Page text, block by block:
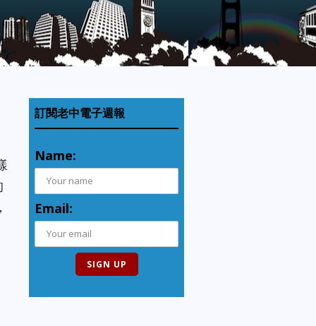
訂閱老中電子週報
Name:
Email: